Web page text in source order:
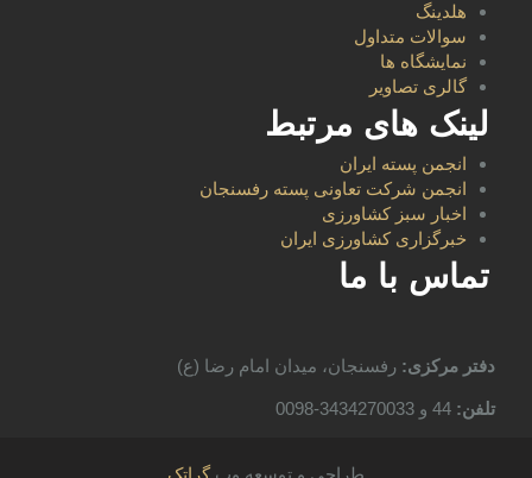
هلدینگ
سوالات متداول
نمایشگاه ها
گالری تصاویر
لینک های مرتبط
انجمن پسته ایران
انجمن شرکت تعاونی پسته رفسنجان
اخبار سبز کشاورزی
خبرگزاری کشاورزی ایران
تماس با ما
دفتر مرکزی: رفسنجان، میدان امام رضا (ع)
تلفن: